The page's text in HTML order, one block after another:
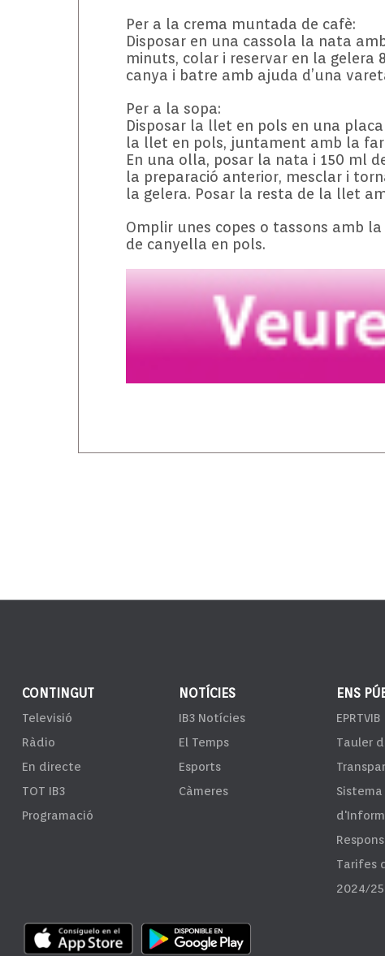
Per a la crema muntada de cafè:
Disposar en una cassola la nata
minuts, colar i reservar en la gelera
canya i batre amb ajuda d’una
Per a la sopa:
Disposar la llet en pols en una
la llet en pols, juntament amb la
En una olla, posar la nata i 150 ml
la preparació anterior, mesclar i
la gelera. Posar la resta de la llet
Omplir unes copes o tassons amb
de canyella en pols.
CONTINGUT
Televisió
Ràdio
En directe
TOT IB3
Programació
NOTÍCIES
IB3 Notícies
El Temps
Esports
Càmeres
ENS
EPRTVIB
Tauler
Tarifes
2024/25